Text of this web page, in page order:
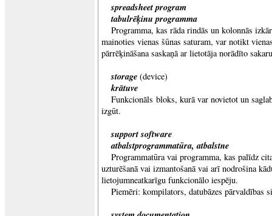
spreadsheet program
tabulrēķinu programma
Programma, kas rāda rindās un kolonnās
mainoties vienas šūnas saturam, var notikt
pārrēķināšana saskaņā ar lietotāja norādīto
storage (device)
krātuve
Funkcionāls bloks, kurā var novietot un
izgūt.
support software
atbalstprogrammatūra, atbalstne
Programmatūra vai programma, kas palīdz
uzturēšanā vai izmantošanā vai arī nodrošina
lietojumneatkarīgu funkcionālo iespēju.
Piemēri: kompilators, datubāzes pārvaldības